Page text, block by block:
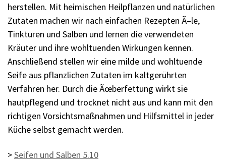
herstellen. Mit heimischen Heilpflanzen und natürlichen
Zutaten machen wir nach einfachen Rezepten Ã–le,
Tinkturen und Salben und lernen die verwendeten
Kräuter und ihre wohltuenden Wirkungen kennen.
Anschließend stellen wir eine milde und wohltuende
Seife aus pflanzlichen Zutaten im kaltgerührten
Verfahren her. Durch die Ãœberfettung wirkt sie
hautpflegend und trocknet nicht aus und kann mit den
richtigen Vorsichtsmaßnahmen und Hilfsmittel in jeder
Küche selbst gemacht werden.
>Seifen und Salben 5.10